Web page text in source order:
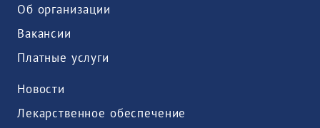
Об организации
Вакансии
Платные услуги
Новости
Лекарственное обеспечение